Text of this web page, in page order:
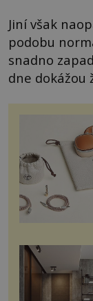
Jiní však
podobu
snadno
dne dokážou